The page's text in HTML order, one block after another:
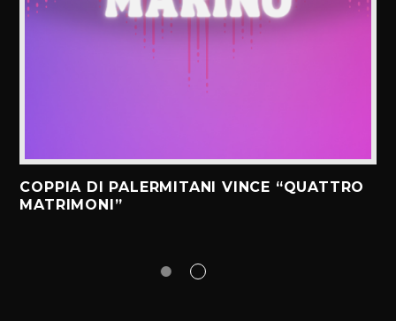
COPPIA DI PALERMITANI VINCE “QUATTRO
MATRIMONI”